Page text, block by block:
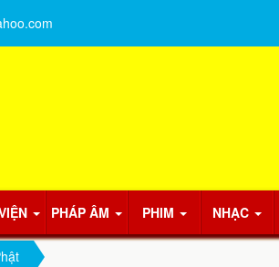
PHÁP ÂM PHIM NHẠC